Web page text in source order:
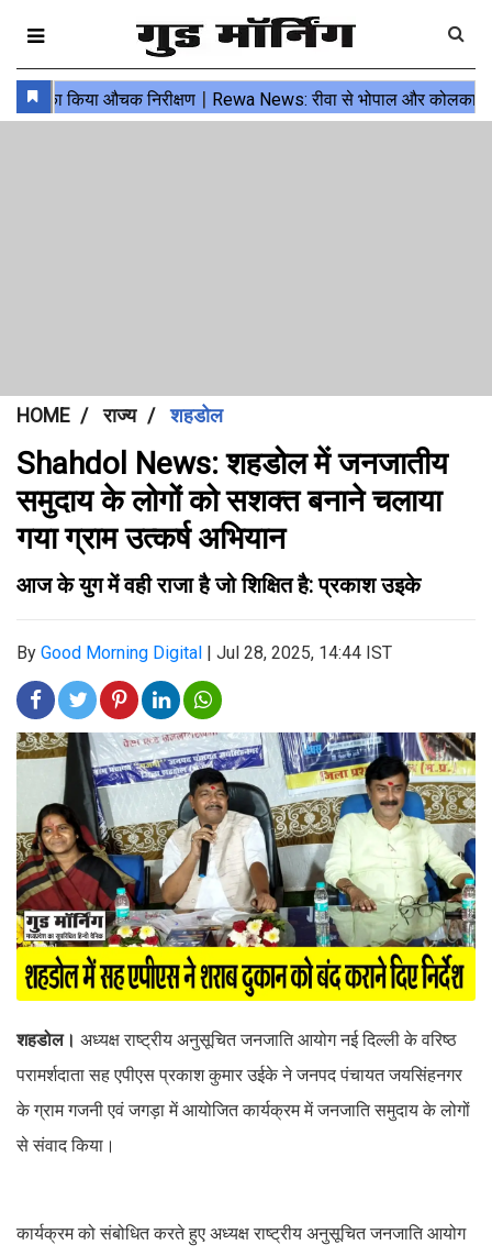
HOME राज्य शहडोल
Shahdol News: शहडोल में जनजातीय
समुदाय के लोगों को सशक्त बनाने चलाया
गया ग्राम उत्कर्ष अभियान
आज के युग में वही राजा है जो शिक्षित है: प्रकाश उइके
By Good Morning Digital | Jul 28, 2025, 14:44 IST
शहडोल। अध्यक्ष राष्ट्रीय अनुसूचित जनजाति आयोग नई दिल्ली के वरिष्ठ
परामर्शदाता सह एपीएस प्रकाश कुमार उईके ने जनपद पंचायत जयसिंहनगर
के ग्राम गजनी एवं जगड़ा में आयोजित कार्यक्रम में जनजाति समुदाय के लोगों
से संवाद किया।
कार्यक्रम को संबोधित करते हुए अध्यक्ष राष्ट्रीय अनुसूचित जनजाति आयोग